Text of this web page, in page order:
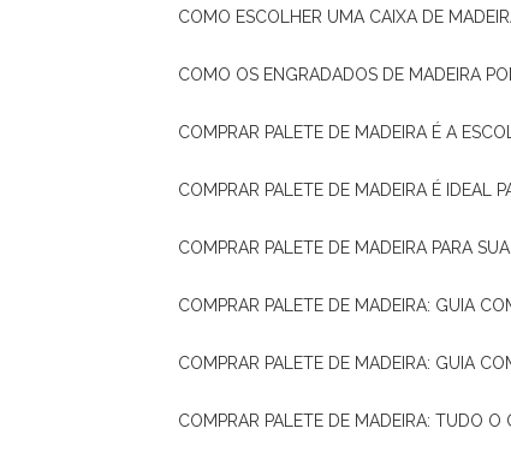
COMO ESCOLHER UMA CAIXA DE
COMO OS ENGRADADOS DE MADEIRA
COMPRAR PALETE DE MADEIRA É A
COMPRAR PALETE DE MADEIRA É IDEAL
COMPRAR PALETE DE MADEIRA PARA
COMPRAR PALETE DE MADEIRA: GUIA
COMPRAR PALETE DE MADEIRA: GUIA
COMPRAR PALETE DE MADEIRA: TUDO